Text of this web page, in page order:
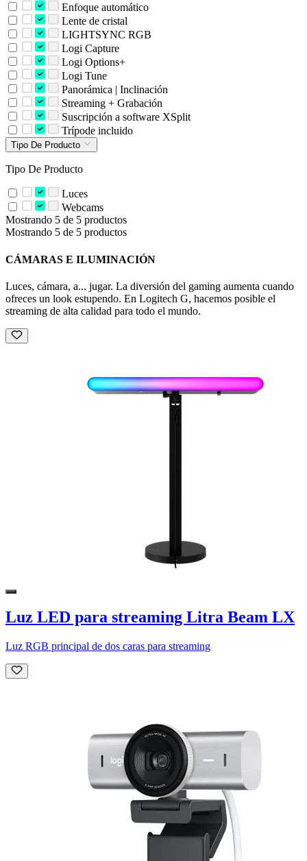
Enfoque automático
Lente de cristal
LIGHTSYNC RGB
Logi Capture
Logi Options+
Logi Tune
Panorámica | Inclinación
Streaming + Grabación
Suscripción a software XSplit
Trípode incluido
Tipo De Producto
Tipo De Producto
Luces
Webcams
Mostrando 5 de 5 productos
Mostrando 5 de 5 productos
CÁMARAS E ILUMINACIÓN
Luces, cámara, a... jugar. La diversión del gaming aumenta cuando
ofreces un look estupendo. En Logitech G, hacemos posible el
streaming de alta calidad para todo el mundo.
Luz LED para streaming Litra Beam LX
Luz RGB principal de dos caras para streaming